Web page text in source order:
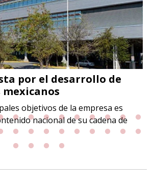
por el desarrollo de
objetivos de la empresa es
nacional de su cadena de